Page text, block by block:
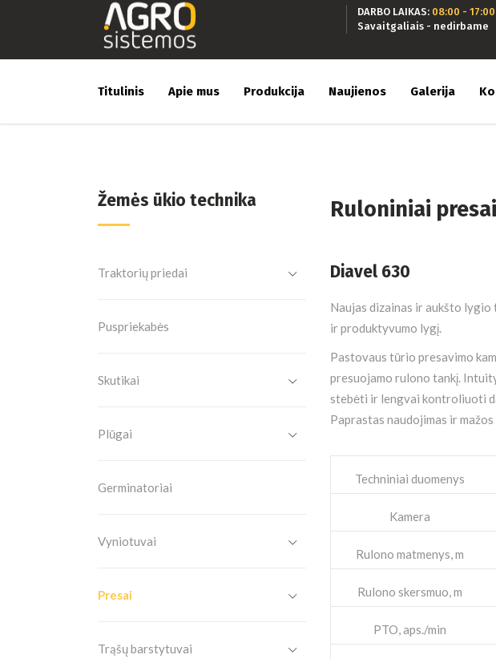
DARBO LAIKAS: 08:00 - 17:00
Savaitgaliais - nedirbame
Titulinis Apie mus Produkcija Naujienos Galerija
Žemės ūkio technika
Traktorių priedai
Puspriekabės
Skutikai
Plūgai
Germinatoriai
Vyniotuvai
Presai
Trąšų barstytuvai
Ruloniniai
Diavel 630
Naujas dizainas ir aukšto
ir produktyvumo lygį.
Pastovaus tūrio presavimo
presuojamo rulono tankį.
stebėti ir lengvai kontroliuoti
Paprastas naudojimas ir
Techniniai duomenys
Kamera
Rulono matmenys, m
Rulono skersmuo, m
PTO, aps./min